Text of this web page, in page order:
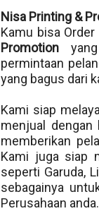
Nisa Printing &
Kamu bisa
Promotion
permintaan
yang bagus dari
Kami siap
menjual dengan
memberikan
Kami juga siap
seperti Garuda,
sebagainya
Perusahaan anda.